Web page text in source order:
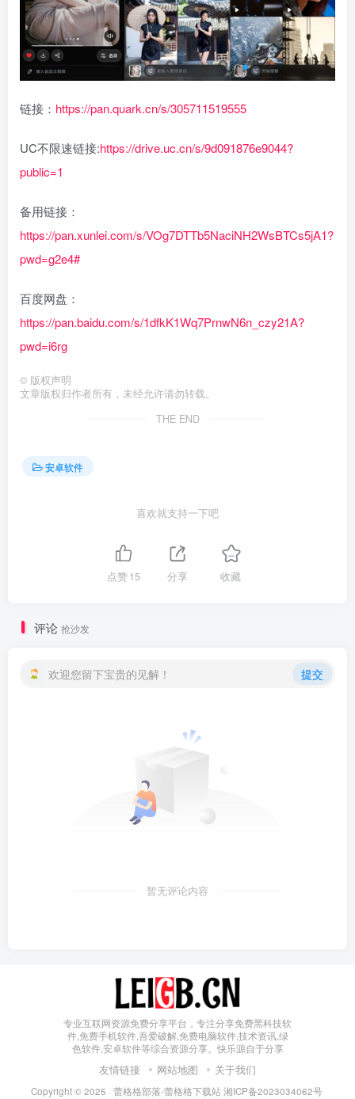
链接： https://pan.quark.cn/s/305711519555
UC不限速链接:https://drive.uc.cn/s/9d091876e9044?
public=1
备用链接：
https://pan.xunlei.com/s/VOg7DTTb5NaciNH2WsBTCs5jA1?
pwd=g2e4#
百度网盘：
https://pan.baidu.com/s/1dfkK1Wq7PrnwN6n_czy21A?
pwd=i6rg
© 版权声明
文章版权归作者所有，未经允许请勿转载。
THE END
安卓软件
喜欢就支持一下吧
点赞15 分享 收藏
评论 抢沙发
欢迎您留下宝贵的见解！ 提交
暂无评论内容
专业互联网资源免费分享平台，专注分享免费黑科技软
件,免费手机软件,吾爱破解,免费电脑软件,技术资讯,绿
色软件,安卓软件等综合资源分享。快乐源自于分享
友情链接 网站地图 关于我们
Copyright © 2025 · 蕾格格部落-蕾格格下载站 湘ICP备2023034062号